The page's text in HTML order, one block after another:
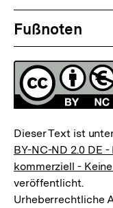
Fußnoten
Lizenz
Dieser Text ist
BY-NC-ND 2.0 DE
kommerziell -
veröffentlicht.
Urheberrechtliche